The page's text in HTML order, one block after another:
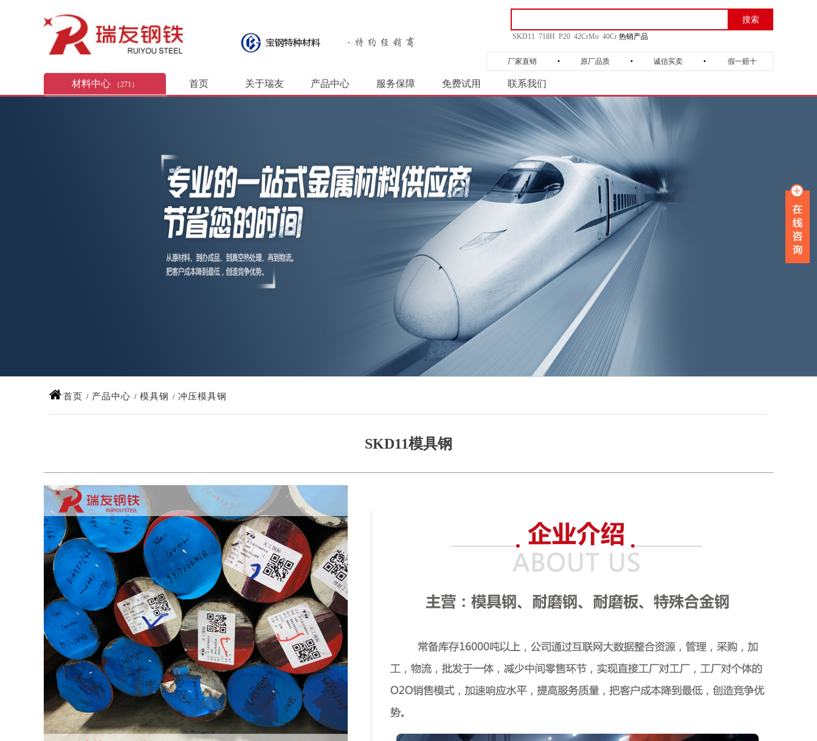
搜索
热销产品
40Cr
42CrMo
P20
718H
SKD11
厂家直销 • 原厂品质 • 诚信买卖 • 假一赔十
材料中心 （271） 首页 关于瑞友 产品中心 服务保障 免费试用 联系我们
首页 / 产品中心 / 模具钢 / 冲压模具钢
SKD11模具钢